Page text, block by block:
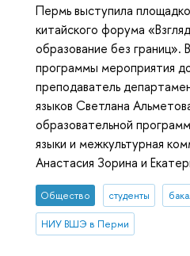
Пермь выступила
китайского форума
образование без границ».
программы мероприятия
преподаватель
языков Светлана
образовательной
языки и межкультурная
Анастасия Зорина и
Общество студенты
НИУ ВШЭ в Перми